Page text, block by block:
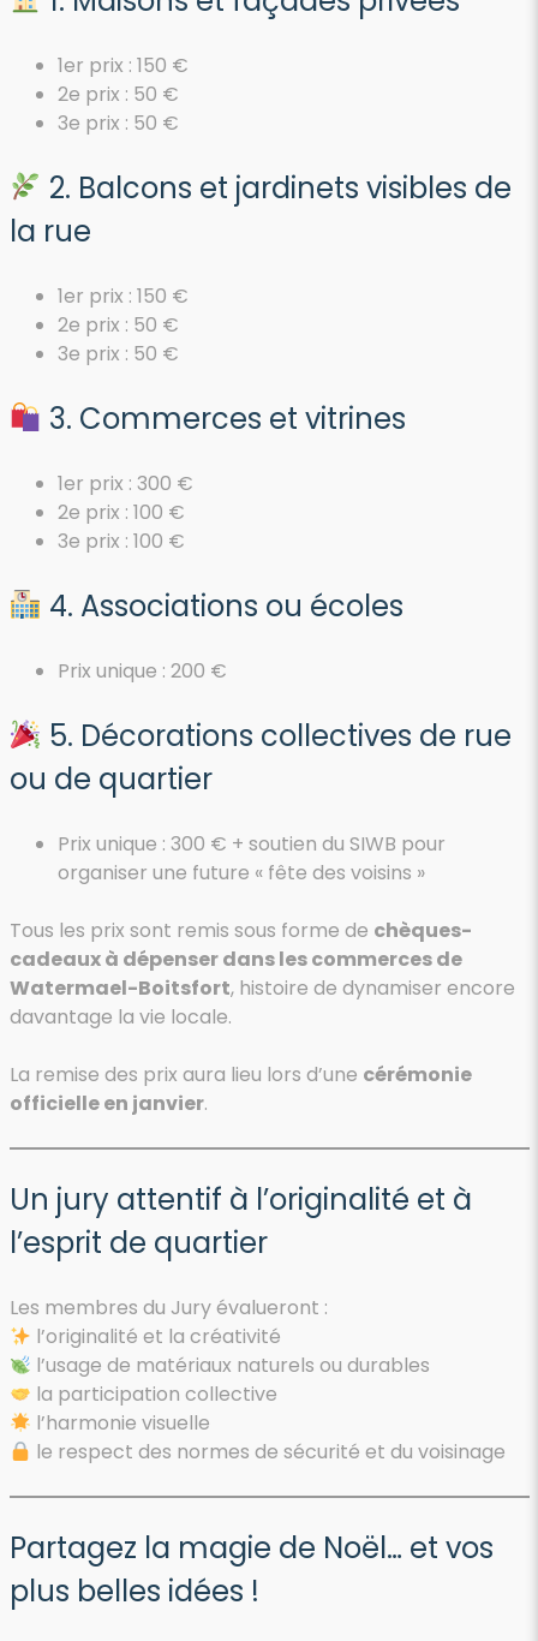
1er prix : 150 €
2e prix : 50 €
3e prix : 50 €
2. Balcons et jardinets visibles de
la rue
1er prix : 150 €
2e prix : 50 €
3e prix : 50 €
3. Commerces et vitrines
1er prix : 300 €
2e prix : 100 €
3e prix : 100 €
4. Associations ou écoles
Prix unique : 200 €
5. Décorations collectives de rue
ou de quartier
Prix unique : 300 € + soutien du SIWB pour
organiser une future « fête des voisins »
Tous les prix sont remis sous forme de chèques-
cadeaux à dépenser dans les commerces de
Watermael-Boitsfort, histoire de dynamiser encore
davantage la vie locale.
La remise des prix aura lieu lors d’une cérémonie
officielle en janvier.
Un jury attentif à l’originalité et à
l’esprit de quartier
Les membres du Jury évalueront :
l’originalité et la créativité
l’usage de matériaux naturels ou durables
la participation collective
l’harmonie visuelle
le respect des normes de sécurité et du voisinage
Partagez la magie de Noël… et vos
plus belles idées !